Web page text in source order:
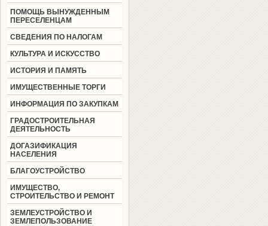
ПОМОЩЬ ВЫНУЖДЕННЫМ
ПЕРЕСЕЛЕНЦАМ
СВЕДЕНИЯ ПО НАЛОГАМ
КУЛЬТУРА И ИСКУССТВО
ИСТОРИЯ И ПАМЯТЬ
ИМУЩЕСТВЕННЫЕ ТОРГИ
ИНФОРМАЦИЯ ПО ЗАКУПКАМ
ГРАДОСТРОИТЕЛЬНАЯ
ДЕЯТЕЛЬНОСТЬ
ДОГАЗИФИКАЦИЯ
НАСЕЛЕНИЯ
БЛАГОУСТРОЙСТВО
ИМУЩЕСТВО,
СТРОИТЕЛЬСТВО И РЕМОНТ
ЗЕМЛЕУСТРОЙСТВО И
ЗЕМЛЕПОЛЬЗОВАНИЕ